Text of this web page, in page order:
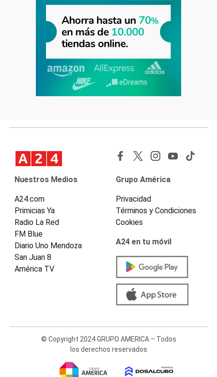
Nuestros Medios
A24.com
Primicias Ya
Radio La Red
FM Blue
Diario Uno Mendoza
San Juan 8
América TV
Grupo América
Privacidad
Términos y Condiciones
Cookies
A24 en tu móvil
© Copyright 2024 GRUPO AMERICA – Todos
los derechos reservados